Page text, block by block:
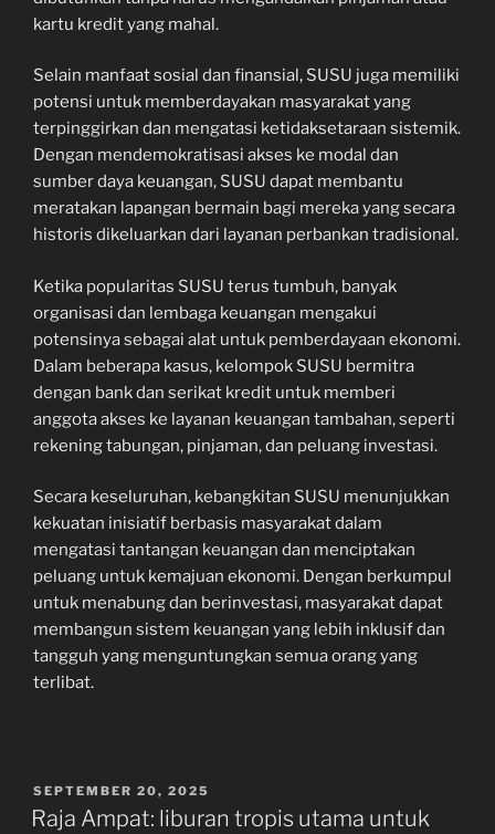
kartu kredit yang mahal.
Selain manfaat sosial dan finansial, SUSU juga memiliki
potensi untuk memberdayakan masyarakat yang
terpinggirkan dan mengatasi ketidaksetaraan sistemik.
Dengan mendemokratisasi akses ke modal dan
sumber daya keuangan, SUSU dapat membantu
meratakan lapangan bermain bagi mereka yang secara
historis dikeluarkan dari layanan perbankan tradisional.
Ketika popularitas SUSU terus tumbuh, banyak
organisasi dan lembaga keuangan mengakui
potensinya sebagai alat untuk pemberdayaan ekonomi.
Dalam beberapa kasus, kelompok SUSU bermitra
dengan bank dan serikat kredit untuk memberi
anggota akses ke layanan keuangan tambahan, seperti
rekening tabungan, pinjaman, dan peluang investasi.
Secara keseluruhan, kebangkitan SUSU menunjukkan
kekuatan inisiatif berbasis masyarakat dalam
mengatasi tantangan keuangan dan menciptakan
peluang untuk kemajuan ekonomi. Dengan berkumpul
untuk menabung dan berinvestasi, masyarakat dapat
membangun sistem keuangan yang lebih inklusif dan
tangguh yang menguntungkan semua orang yang
terlibat.
POSTED
ON
SEPTEMBER 20, 2025
Raja Ampat: liburan tropis utama untuk